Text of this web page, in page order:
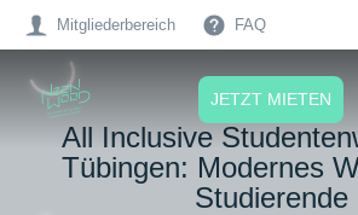
Mitgliederbereich FAQ
JETZT MIETEN
All Inclusive
Tübingen: Modernes
Studierende